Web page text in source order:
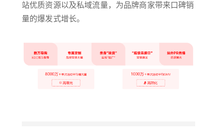
站优质资源以及私域流量，为品牌商家带来口碑销
量的爆发式增长。